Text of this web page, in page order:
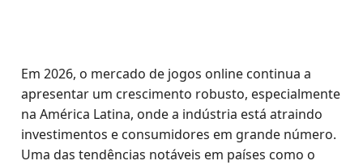
Em 2026, o mercado de jogos online continua a
apresentar um crescimento robusto, especialmente
na América Latina, onde a indústria está atraindo
investimentos e consumidores em grande número.
Uma das tendências notáveis em países como o